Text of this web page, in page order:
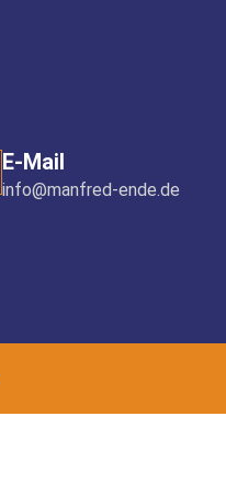
E-Mail
info@manfred-ende.de